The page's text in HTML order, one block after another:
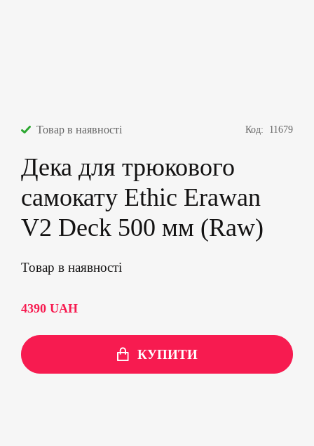
Товар в наявності Код: 11679
Дека для трюкового
самокату Ethic Erawan
V2 Deck 500 мм (Raw)
Товар в наявності
4390 UAH
КУПИТИ